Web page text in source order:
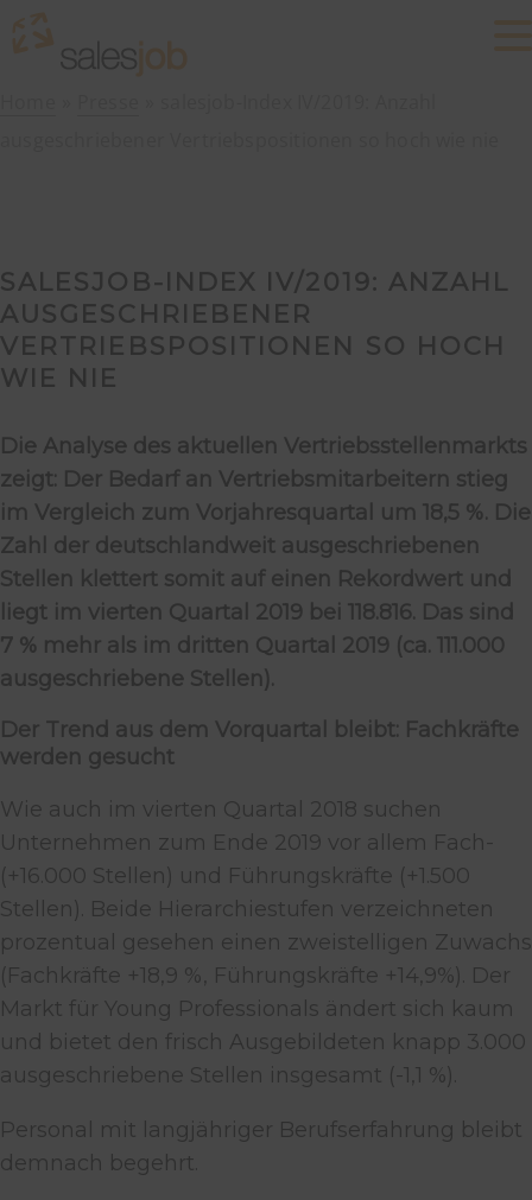
SALESJOB-INDEX IV/2019: ANZAHL
AUSGESCHRIEBENER
VERTRIEBSPOSITIONEN SO HOCH
WIE NIE
Die Analyse des aktuellen Vertriebsstellenmarkts
zeigt: Der Bedarf an Vertriebsmitarbeitern stieg
im Vergleich zum Vorjahresquartal um 18,5 %. Die
Zahl der deutschlandweit ausgeschriebenen
Stellen klettert somit auf einen Rekordwert und
liegt im vierten Quartal 2019 bei 118.816. Das sind
7 % mehr als im dritten Quartal 2019 (ca. 111.000
ausgeschriebene Stellen).
Der Trend aus dem Vorquartal bleibt: Fachkräfte
werden gesucht
Wie auch im vierten Quartal 2018 suchen
Unternehmen zum Ende 2019 vor allem Fach-
(+16.000 Stellen) und Führungskräfte (+1.500
Stellen). Beide Hierarchiestufen verzeichneten
prozentual gesehen einen zweistelligen Zuwachs
(Fachkräfte +18,9 %, Führungskräfte +14,9%). Der
Markt für Young Professionals ändert sich kaum
und bietet den frisch Ausgebildeten knapp 3.000
ausgeschriebene Stellen insgesamt (-1,1 %).
Personal mit langjähriger Berufserfahrung bleibt
demnach begehrt.